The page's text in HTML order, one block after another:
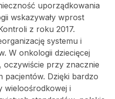
uporządkowania
wskazywały wprost
z roku 2017.
systemu i
W onkologii dziecięcej
oczywiście przy znacznie
pacjentów. Dzięki bardzo
wieloośrodkowej i